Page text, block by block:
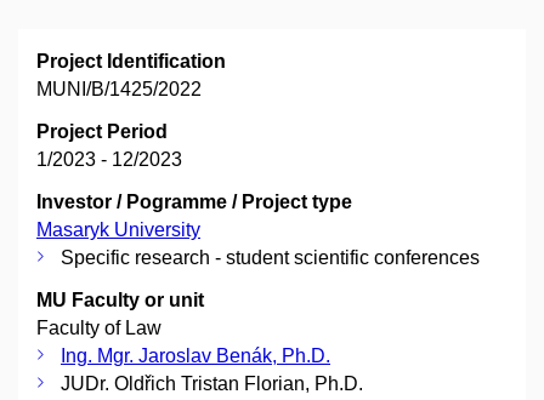
Project Identification
MUNI/B/1425/2022
Project Period
1/2023 - 12/2023
Investor / Pogramme / Project type
Masaryk University
Specific research - student scientific conferences
MU Faculty or unit
Faculty of Law
Ing. Mgr. Jaroslav Benák, Ph.D.
JUDr. Oldřich Tristan Florian, Ph.D.